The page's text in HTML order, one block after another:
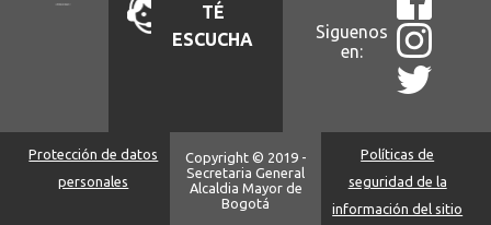
TÉ
ESCUCHA
Siguenos
en:
Protección de datos
personales
Copyright © 2019 -
Secretaria General
Alcaldia Mayor de
Bogotá
Políticas de
seguridad de la
información del sitio